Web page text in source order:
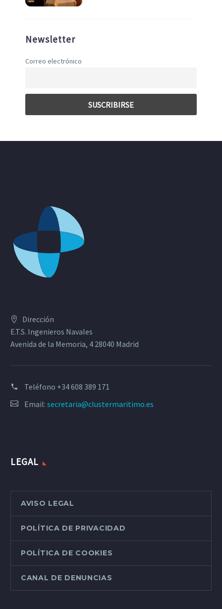
Newsletter
Correo electrónico
Dirección
E.T.S. Ingenieros Navales
Avenida de la Memoria, 4 28040 Madrid
Teléfono +34 608 389 171
Email: secretaria@clustermaritimo.es
LEGAL
AVISO LEGAL
POLÍTICA DE PRIVACIDAD
POLÍTICA DE COOKIES
CANAL DE DENUNCIAS